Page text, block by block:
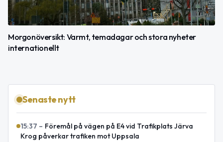
Morgonöversikt: Varmt, temadagar och stora nyheter
internationellt
Senaste nytt
15:37 – Föremål på vägen på E4 vid Trafikplats Järva
Krog påverkar trafiken mot Uppsala